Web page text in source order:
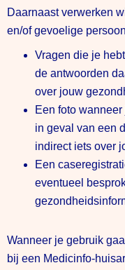
Daarnaast verwerken
en/of gevoelige
Vragen die je
de antwoorden
over jouw
Een foto
in geval van een
indirect iets over
Een
eventueel
Wanneer je gebruik
bij een Medicinfo-